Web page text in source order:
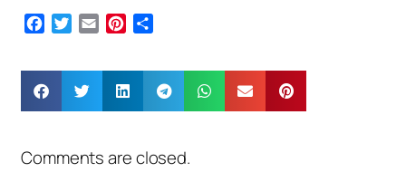
Facebook
Twitter
Email Pinterest
Comments are closed.